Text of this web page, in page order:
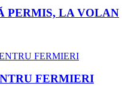
PERMIS, LA VOLAN
FERMIERI